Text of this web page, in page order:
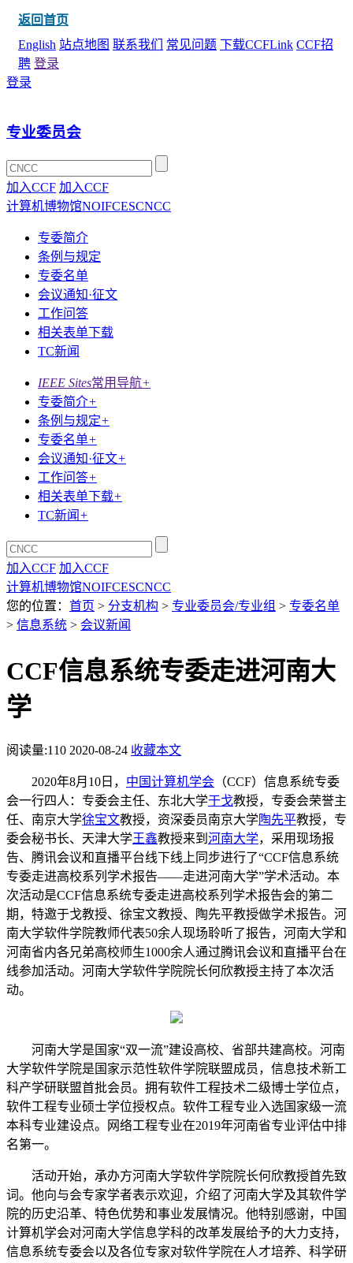
返回首页
English 站点地图 联系我们 常见问题 下载CCFLink CCF招
聘 登录
登录
专业委员会
加入CCF 加入CCF
计算机博物馆NOIFCESCNCC
专委简介
条例与规定
专委名单
会议通知·征文
工作问答
相关表单下载
TC新闻
IEEE Sites常用导航+
专委简介+
条例与规定+
专委名单+
会议通知·征文+
工作问答+
相关表单下载+
TC新闻 +
加入CCF 加入CCF
计算机博物馆NOIFCESCNCC
您的位置： 首页 > 分支机构 > 专业委员会/专业组 > 专委名单
> 信息系统 > 会议新闻
CCF信息系统专委走进河南大
学
阅读量:110 2020-08-24 收藏本文
2020年8月10日， 中国计算机学会 （CCF）信息系统专委
会一行四人：专委会主任、东北大学于戈教授，专委会荣誉主
任、南京大学徐宝文教授，资深委员南京大学陶先平教授，专
委会秘书长、天津大学王鑫教授来到 河南大学，采用现场报
告、腾讯会议和直播平台线下线上同步进行了“CCF信息系统
专委走进高校系列学术报告——走进河南大学”学术活动。本
次活动是CCF信息系统专委走进高校系列学术报告会的第二
期，特邀于戈教授、徐宝文教授、陶先平教授做学术报告。河
南大学软件学院教师代表50余人现场聆听了报告，河南大学和
河南省内各兄弟高校师生1000余人通过腾讯会议和直播平台在
线参加活动。河南大学软件学院院长何欣教授主持了本次活
动。
河南大学是国家“双一流”建设高校、省部共建高校。河南
大学软件学院是国家示范性软件学院联盟成员，信息技术新工
科产学研联盟首批会员。拥有软件工程技术二级博士学位点，
软件工程专业硕士学位授权点。软件工程专业入选国家级一流
本科专业建设点。网络工程专业在2019年河南省专业评估中排
名第一。
活动开始，承办方河南大学软件学院院长何欣教授首先致
词。他向与会专家学者表示欢迎，介绍了河南大学及其软件学
院的历史沿革、特色优势和事业发展情况。他特别感谢，中国
计算机学会对河南大学信息学科的改革发展给予的大力支持，
信息系统专委会以及各位专家对软件学院在人才培养、科学研